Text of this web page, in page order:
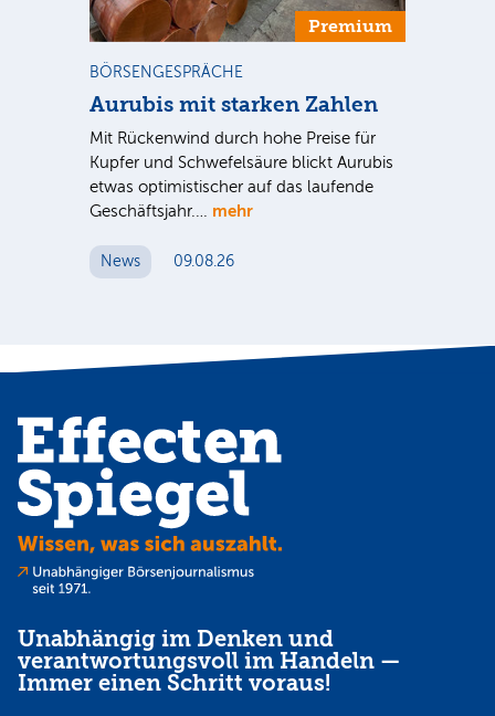
Premium
BÖRSENGESPRÄCHE
Aurubis mit starken Zahlen
Mit Rückenwind durch hohe Preise für
Kupfer und Schwefelsäure blickt Aurubis
etwas optimistischer auf das laufende
Geschäftsjahr.… mehr
News 09.08.26
Unabhängig im Denken und
verantwortungsvoll im Handeln —
Immer einen Schritt voraus!